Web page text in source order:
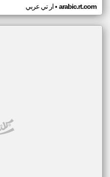
ار تي عربي• arabic.rt.com